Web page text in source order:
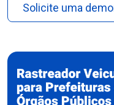
Solicite uma